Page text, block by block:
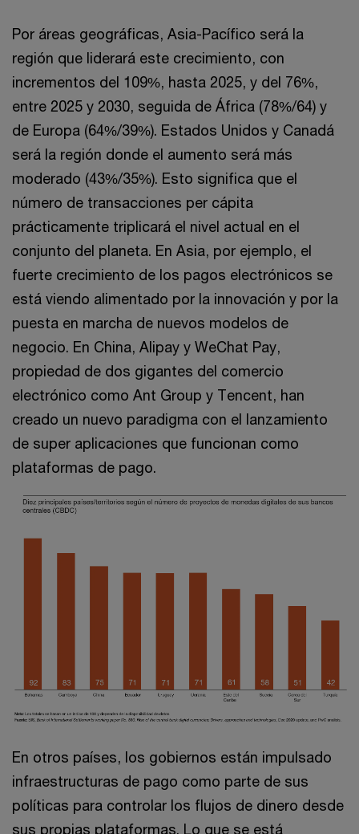
Por áreas geográficas, Asia-Pacífico será la
región que liderará este crecimiento, con
incrementos del 109%, hasta 2025, y del 76%,
entre 2025 y 2030, seguida de África (78%/64) y
de Europa (64%/39%). Estados Unidos y Canadá
será la región donde el aumento será más
moderado (43%/35%). Esto significa que el
número de transacciones per cápita
prácticamente triplicará el nivel actual en el
conjunto del planeta. En Asia, por ejemplo, el
fuerte crecimiento de los pagos electrónicos se
está viendo alimentado por la innovación y por la
puesta en marcha de nuevos modelos de
negocio. En China, Alipay y WeChat Pay,
propiedad de dos gigantes del comercio
electrónico como Ant Group y Tencent, han
creado un nuevo paradigma con el lanzamiento
de super aplicaciones que funcionan como
plataformas de pago.
En otros países, los gobiernos están impulsado
infraestructuras de pago como parte de sus
políticas para controlar los flujos de dinero desde
sus propias plataformas. Lo que se está